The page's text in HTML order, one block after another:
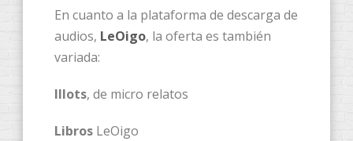
En cuanto a la plataforma de descarga de
audios, LeOigo, la oferta es también
variada:
Illots, de micro relatos
Libros LeOigo